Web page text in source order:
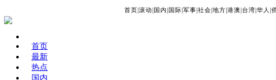
首页 滚动 国内 国际 军事 社会 地方 港澳 台湾 华人
首页
最新
热点
国内